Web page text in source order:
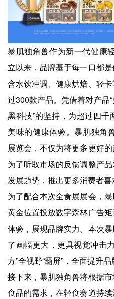
暴肌独角兽作为新一代健康
立以来，品牌基于每一口都
含水饮冲调、健康烘焙、轻
过300款产品。凭借着对产品
黑科技”的坚持，为超过四
美味的健康体验。暴肌独角
展览会，不仅为将更多更好
为了听取市场的反馈调整产
发展趋势，推出更多消费者喜
为了配合本次全食展展会，
黄金位置投放数字森林广告
体验，展现品牌实力。本次
了画幅更大，更具视觉冲击
方”全视野“霸屏”，全面提升品
接下来，暴肌独角兽将根据
食品的需求，在轻食赛道持